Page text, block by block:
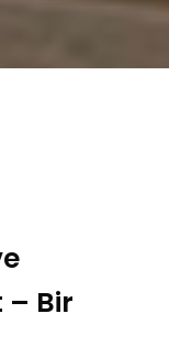
– Bir